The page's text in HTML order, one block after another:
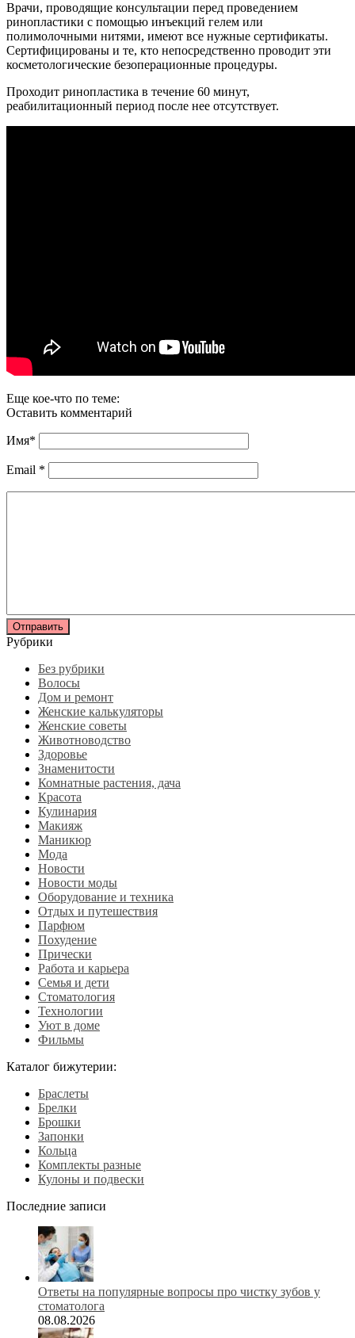
Врачи, проводящие консультации перед проведением
ринопластики с помощью инъекций гелем или
полимолочными нитями, имеют все нужные сертификаты.
Сертифицированы и те, кто непосредственно проводит эти
косметологические безоперационные процедуры.
Проходит ринопластика в течение 60 минут,
реабилитационный период после нее отсутствует.
Еще кое-что по теме:
Оставить комментарий
Имя*
Email *
Рубрики
Без рубрики
Волосы
Дом и ремонт
Женские калькуляторы
Женские советы
Животноводство
Здоровье
Знаменитости
Комнатные растения, дача
Красота
Кулинария
Макияж
Маникюр
Мода
Новости
Новости моды
Оборудование и техника
Отдых и путешествия
Парфюм
Похудение
Прически
Работа и карьера
Семья и дети
Стоматология
Технологии
Уют в доме
Фильмы
Каталог бижутерии:
Браслеты
Брелки
Брошки
Запонки
Кольца
Комплекты разные
Кулоны и подвески
Последние записи
Ответы на популярные вопросы про чистку зубов у
стоматолога
08.08.2026